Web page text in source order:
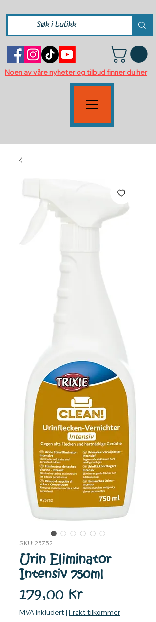
Noen av våre nyheter og tilbud finner du her
SKU: 25752
Urin Eliminator
Intensiv 750ml
179,00 krPris
MVA Inkludert | Frakt tilkommer